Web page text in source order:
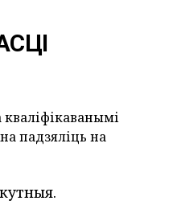
падзяліць на